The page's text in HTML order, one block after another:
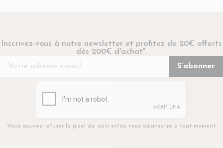
Inscrivez-vous à notre newsletter et profitez de 20€ offerts
dès 200€ d'achat*.
Vous pouvez refuser le pixel de suivi et/ou vous désinscrire à tout moment.